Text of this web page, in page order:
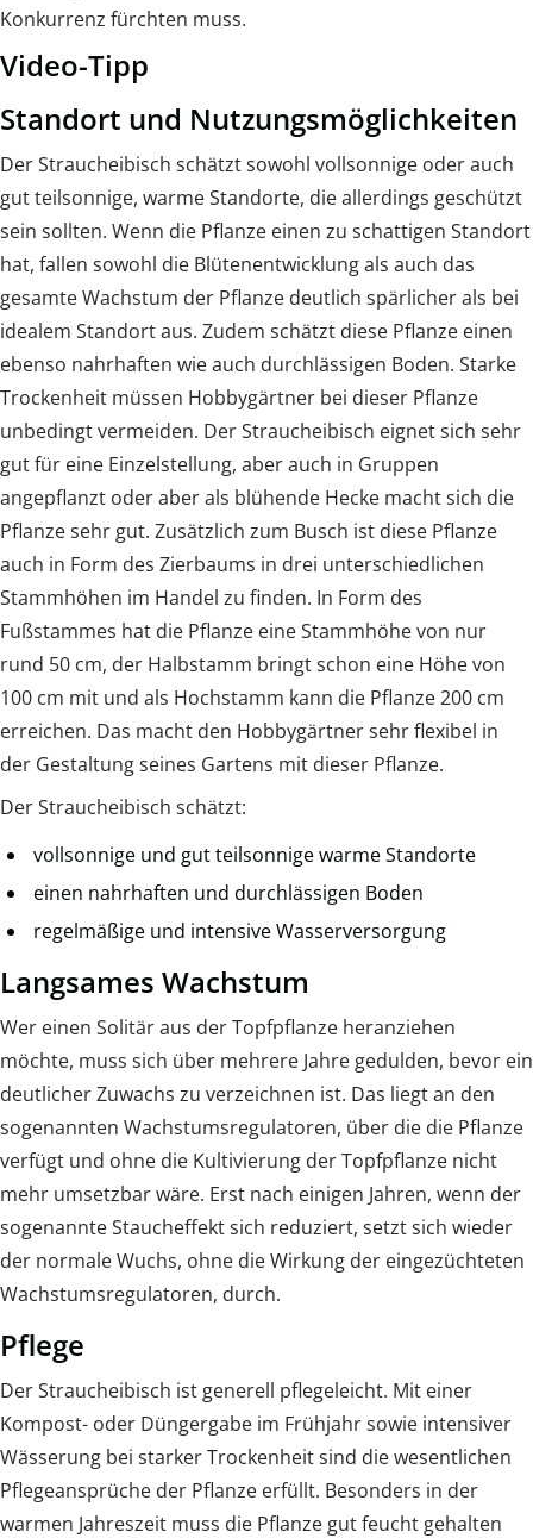
Konkurrenz fürchten muss.
Video-Tipp
Standort und Nutzungsmöglichkeiten
Der Straucheibisch schätzt sowohl vollsonnige oder auch
gut teilsonnige, warme Standorte, die allerdings geschützt
sein sollten. Wenn die Pflanze einen zu schattigen Standort
hat, fallen sowohl die Blütenentwicklung als auch das
gesamte Wachstum der Pflanze deutlich spärlicher als bei
idealem Standort aus. Zudem schätzt diese Pflanze einen
ebenso nahrhaften wie auch durchlässigen Boden. Starke
Trockenheit müssen Hobbygärtner bei dieser Pflanze
unbedingt vermeiden. Der Straucheibisch eignet sich sehr
gut für eine Einzelstellung, aber auch in Gruppen
angepflanzt oder aber als blühende Hecke macht sich die
Pflanze sehr gut. Zusätzlich zum Busch ist diese Pflanze
auch in Form des Zierbaums in drei unterschiedlichen
Stammhöhen im Handel zu finden. In Form des
Fußstammes hat die Pflanze eine Stammhöhe von nur
rund 50 cm, der Halbstamm bringt schon eine Höhe von
100 cm mit und als Hochstamm kann die Pflanze 200 cm
erreichen. Das macht den Hobbygärtner sehr flexibel in
der Gestaltung seines Gartens mit dieser Pflanze.
Der Straucheibisch schätzt:
vollsonnige und gut teilsonnige warme Standorte
einen nahrhaften und durchlässigen Boden
regelmäßige und intensive Wasserversorgung
Langsames Wachstum
Wer einen Solitär aus der Topfpflanze heranziehen
möchte, muss sich über mehrere Jahre gedulden, bevor ein
deutlicher Zuwachs zu verzeichnen ist. Das liegt an den
sogenannten Wachstumsregulatoren, über die die Pflanze
verfügt und ohne die Kultivierung der Topfpflanze nicht
mehr umsetzbar wäre. Erst nach einigen Jahren, wenn der
sogenannte Staucheffekt sich reduziert, setzt sich wieder
der normale Wuchs, ohne die Wirkung der eingezüchteten
Wachstumsregulatoren, durch.
Pflege
Der Straucheibisch ist generell pflegeleicht. Mit einer
Kompost- oder Düngergabe im Frühjahr sowie intensiver
Wässerung bei starker Trockenheit sind die wesentlichen
Pflegeansprüche der Pflanze erfüllt. Besonders in der
warmen Jahreszeit muss die Pflanze gut feucht gehalten